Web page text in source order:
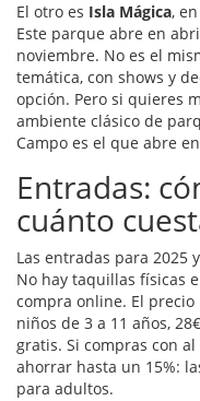
El otro es Isla Mágica,
Este parque abre en
noviembre. No es el
temática, con shows y
opción. Pero si quieres
ambiente clásico de
Campo es el que abre
Entradas:
cuánto
Las entradas para 2025
No hay taquillas físicas
compra online. El precio
niños de 3 a 11 años,
gratis. Si compras con
ahorrar hasta un 15%:
para adultos.